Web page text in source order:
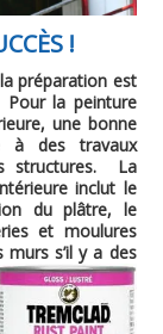
!
préparation est
la peinture
une bonne
à des travaux
structures. La
inclut le
du plâtre, le
et moulures
s’il y a des